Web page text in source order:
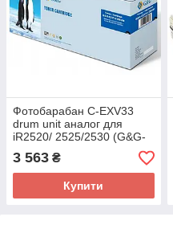
Фотобарабан C-EXV33
drum unit аналог для
iR2520/ 2525/2530 (G&G-
EXV33_DRUM)
3 563 ₴
Купити